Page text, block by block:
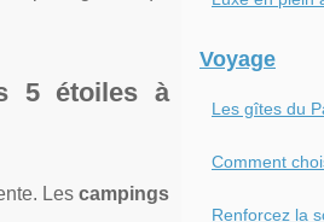
5 étoiles à
Les campings
Voyage
Les gîtes du
Comment
Renforcez la